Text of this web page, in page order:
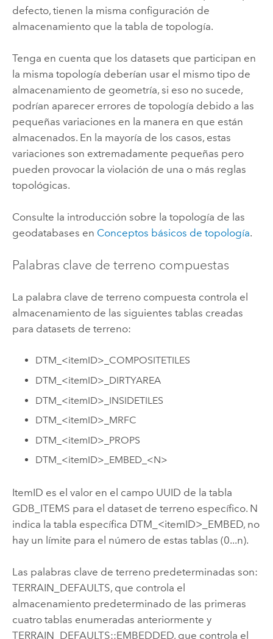
defecto, tienen la misma configuración de
almacenamiento que la tabla de topología.
Tenga en cuenta que los datasets que participan en
la misma topología deberían usar el mismo tipo de
almacenamiento de geometría, si eso no sucede,
podrían aparecer errores de topología debido a las
pequeñas variaciones en la manera en que están
almacenados. En la mayoría de los casos, estas
variaciones son extremadamente pequeñas pero
pueden provocar la violación de una o más reglas
topológicas.
Consulte la introducción sobre la topología de las
geodatabases en Conceptos básicos de topología.
Palabras clave de terreno compuestas
La palabra clave de terreno compuesta controla el
almacenamiento de las siguientes tablas creadas
para datasets de terreno:
DTM_<itemID>_COMPOSITETILES
DTM_<itemID>_DIRTYAREA
DTM_<itemID>_INSIDETILES
DTM_<itemID>_MRFC
DTM_<itemID>_PROPS
DTM_<itemID>_EMBED_<N>
ItemID es el valor en el campo UUID de la tabla
GDB_ITEMS para el dataset de terreno específico. N
indica la tabla específica DTM_<itemID>_EMBED, no
hay un límite para el número de estas tablas (0...n).
Las palabras clave de terreno predeterminadas son:
TERRAIN_DEFAULTS, que controla el
almacenamiento predeterminado de las primeras
cuatro tablas enumeradas anteriormente y
TERRAIN_DEFAULTS::EMBEDDED, que controla el